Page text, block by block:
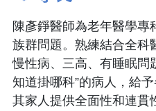
陳彥錚醫師為老年醫學專
族群問題。熟練結合全科
慢性病、三高、有睡眠問
知道掛哪科”的病人，給
其家人提供全面性和連貫